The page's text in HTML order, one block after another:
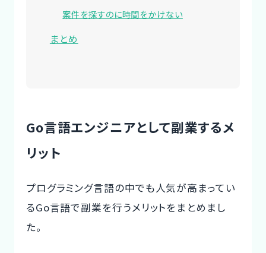
案件を探すのに時間をかけない
まとめ
Go言語エンジニアとして副業するメ
リット
プログラミング言語の中でも人気が高まってい
るGo言語で副業を行うメリットをまとめまし
た。